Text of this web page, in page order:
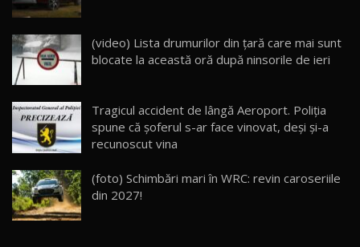
24
Van Electric Testat în Moldova / AutoBlog.MD
26:38
25
mai Exclusiv și Puternic Defender Testat în
Moldova
32:21
26
AutoBlog.MD
10:57
(video) Lista drumurilor din ţară care mai sunt
blocate la această oră după ninsorile de ieri
Tragicul accident de lângă Aeroport. Poliţia
spune că şoferul s-ar face vinovat, deşi şi-a
recunoscut vina
(foto) Schimbări mari în WRC: revin caroseriile
din 2027!